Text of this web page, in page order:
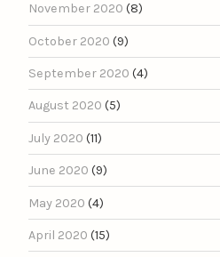
November 2020 (8)
October 2020 (9)
September 2020 (4)
August 2020 (5)
July 2020 (11)
June 2020 (9)
May 2020 (4)
April 2020 (15)